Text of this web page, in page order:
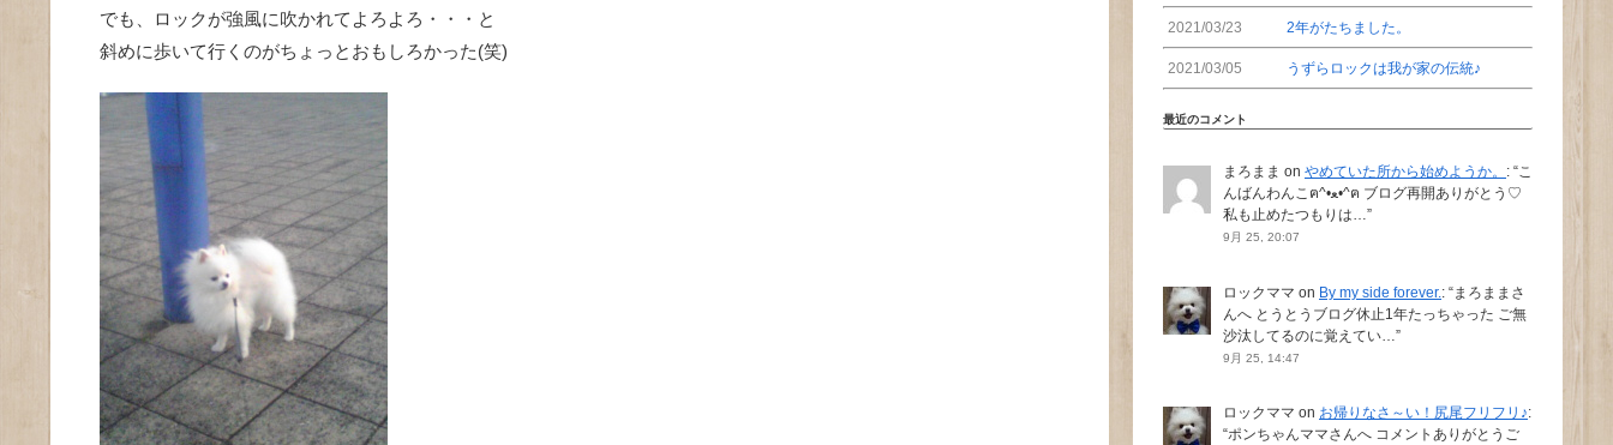
でも、ロックが強風に吹かれてよろよろ・・・と
斜めに歩いて行くのがちょっとおもしろかった(笑)
2021/03/23 2年がたちました。
2021/03/05 うずらロックは我が家の伝統♪
最近のコメント
まろまま on やめていた所から始めようか。 : “こ
んばんわんこฅ^•ﻌ•^ฅ ブログ再開ありがとう♡
私も止めたつもりは…”
9月 25, 20:07
ロックママ on By my side forever. : “まろままさ
んへ とうとうブログ休止1年たっちゃった ご無
沙汰してるのに覚えてい… ”
9月 25, 14:47
ロックママ on お帰りなさ～い！尻尾フリフリ♪:
“ポンちゃんママさんへ コメントありがとうご